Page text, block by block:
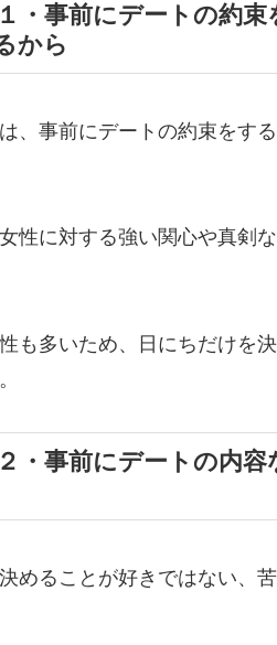
・事前にデートの約束
から
、事前にデートの約束をす
性に対する強い関心や真剣
も多いため、日にちだけを
・事前にデートの内容
めることが好きではない、